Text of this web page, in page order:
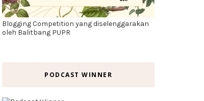
Blogging Competition yang diselenggarakan
oleh Balitbang PUPR
PODCAST WINNER